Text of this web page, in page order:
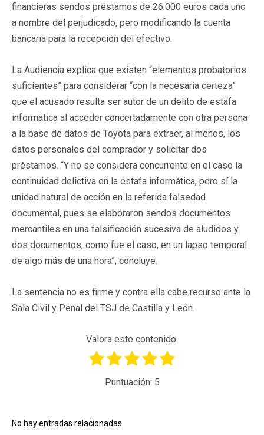
financieras sendos préstamos de 26.000 euros cada uno
a nombre del perjudicado, pero modificando la cuenta
bancaria para la recepción del efectivo.
La Audiencia explica que existen “elementos probatorios
suficientes” para considerar “con la necesaria certeza”
que el acusado resulta ser autor de un delito de estafa
informática al acceder concertadamente con otra persona
a la base de datos de Toyota para extraer, al menos, los
datos personales del comprador y solicitar dos
préstamos. “Y no se considera concurrente en el caso la
continuidad delictiva en la estafa informática, pero sí la
unidad natural de acción en la referida falsedad
documental, pues se elaboraron sendos documentos
mercantiles en una falsificación sucesiva de aludidos y
dos documentos, como fue el caso, en un lapso temporal
de algo más de una hora”, concluye.
La sentencia no es firme y contra ella cabe recurso ante la
Sala Civil y Penal del TSJ de Castilla y León.
Valora este contenido.
Puntuación: 5
No hay entradas relacionadas